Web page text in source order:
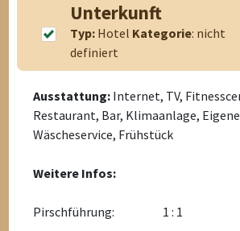
Unterkunft
Typ: Hotel Kategorie: nicht
definiert
Ausstattung: Internet, TV,
Restaurant, Bar, Klimaanlage,
Wäscheservice, Frühstück
Weitere Infos:
Pirschführung:
1 : 1